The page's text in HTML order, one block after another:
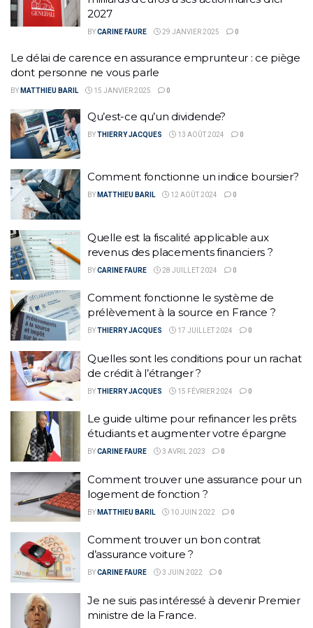
2027
BYCARINE FAURE 29 JANVIER 2025 0
Le délai de carence en assurance emprunteur : ce piège
dont personne ne vous parle
BY MATTHIEU BARIL 15 JANVIER 2025 0
Qu’est-ce qu’un dividende?
BYTHIERRY JACQUES 13 AOÛT 2024 0
Comment fonctionne un indice boursier?
BY MATTHIEU BARIL 12 AOÛT 2024 0
Quelle est la fiscalité applicable aux
revenus des placements financiers ?
BYCARINE FAURE 28 JUILLET 2024 0
Comment fonctionne le système de
prélèvement à la source en France ?
BYTHIERRY JACQUES 17 JUILLET 2024 0
Quelles sont les conditions pour un rachat
de crédit à l’étranger ?
BYTHIERRY JACQUES 15 FÉVRIER 2024 0
Le guide ultime pour refinancer les prêts
étudiants et augmenter votre épargne
BYCARINE FAURE 3 AVRIL 2023 0
Comment trouver une assurance pour un
logement de fonction ?
BY MATTHIEU BARIL 10 JUIN 2022 0
Comment trouver un bon contrat
d’assurance voiture ?
BYCARINE FAURE 3 JUIN 2022 0
Je ne suis pas intéressé à devenir Premier
ministre de la France.